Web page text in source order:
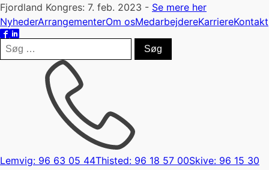
Fjordland Kongres: 7. feb. 2023 - Se mere her
NyhederArrangementerOm osMedarbejdereKarriereKontakt
Søg
efter:
Lemvig: 96 63 05 44Thisted: 96 18 57 00Skive: 96 15 30